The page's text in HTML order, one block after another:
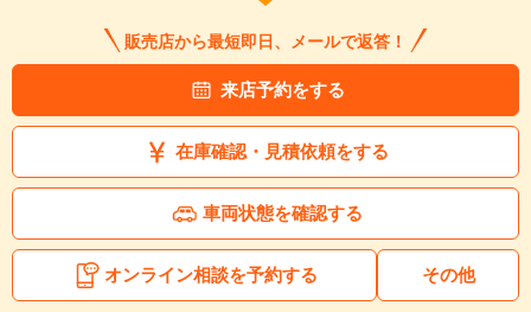
販売店から最短即日、メールで返答！
来店予約をする
在庫確認・見積依頼をする
車両状態を確認する
オンライン相談を予約する その他